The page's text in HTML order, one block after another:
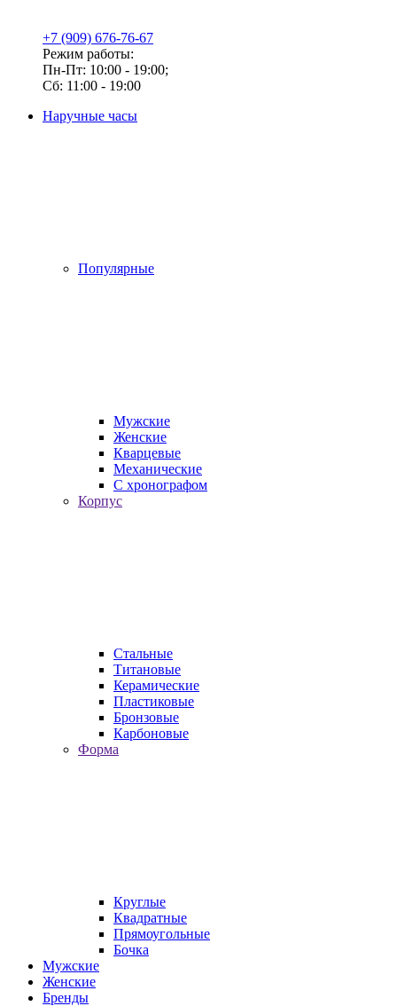
+7 (909) 676-76-67
Режим работы:
Пн-Пт: 10:00 - 19:00;
Сб: 11:00 - 19:00
Наручные часы
Популярные
Мужские
Женские
Кварцевые
Механические
С хронографом
Корпус
Стальные
Титановые
Керамические
Пластиковые
Бронзовые
Карбоновые
Форма
Круглые
Квадратные
Прямоугольные
Бочка
Мужские
Женские
Бренды